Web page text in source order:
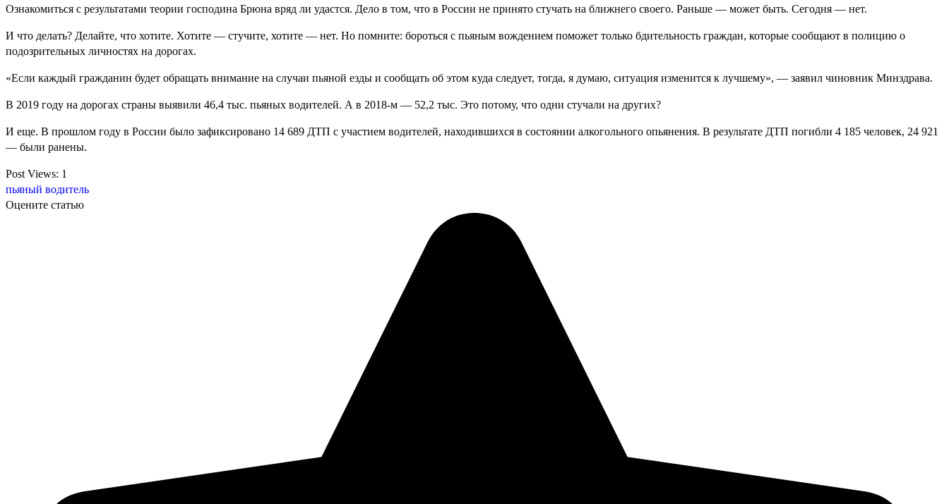
Ознакомиться с результатами теории господина Брюна вряд ли удастся. Дело в том, что в России не принято стучать на ближнего своего. Раньше — может быть. Сегодня — нет.
И что делать? Делайте, что хотите. Хотите — стучите, хотите — нет. Но помните: бороться с пьяным вождением поможет только бдительность граждан, которые сообщают в полицию о
подозрительных личностях на дорогах.
«Если каждый гражданин будет обращать внимание на случаи пьяной езды и сообщать об этом куда следует, тогда, я думаю, ситуация изменится к лучшему», — заявил чиновник Минздрава.
В 2019 году на дорогах страны выявили 46,4 тыс. пьяных водителей. А в 2018-м — 52,2 тыс. Это потому, что одни стучали на других?
И еще. В прошлом году в России было зафиксировано 14 689 ДТП с участием водителей, находившихся в состоянии алкогольного опьянения. В результате ДТП погибли 4 185 человек, 24 921
— были ранены.
Post Views: 1
пьяный водитель
Оцените статью